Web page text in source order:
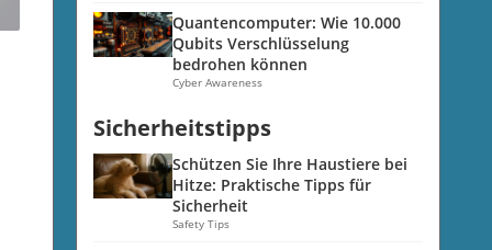
Quantencomputer: Wie 10.000
Qubits Verschlüsselung
bedrohen können
Cyber Awareness
Sicherheitstipps
Schützen Sie Ihre Haustiere bei
Hitze: Praktische Tipps für
Sicherheit
Safety Tips